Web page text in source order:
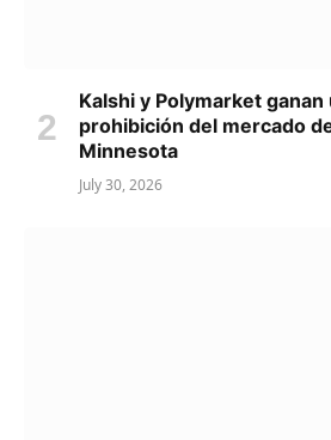
Kalshi y Polymarket
prohibición del mercado
Minnesota
July 30, 2026